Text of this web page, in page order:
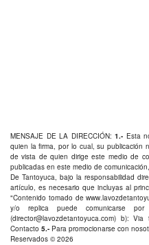
MENSAJE DE LA DIRECCIÓN:1.- Esta
quien la firma, por lo cual, su publicación
de vista de quien dirige este medio de
publicadas en este medio de
De Tantoyuca, bajo la responsabilidad
artículo, es necesario que incluyas al
"Contenido tomado de
y/o replica puede comunicarse
(director@lavozdetantoyuca.com) b): Via
Contacto 5.- Para promocionarse con
Reservados © 2026